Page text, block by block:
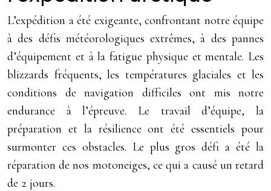
L’expédition a été exigeante, confrontant notre équipe
à des défis météorologiques extrêmes, à des pannes
d’équipement et à la fatigue physique et mentale. Les
blizzards fréquents, les températures glaciales et les
conditions de navigation difficiles ont mis notre
endurance à l’épreuve. Le travail d’équipe, la
préparation et la résilience ont été essentiels pour
surmonter ces obstacles. Le plus gros défi a été la
réparation de nos motoneiges, ce qui a causé un retard
de 2 jours.